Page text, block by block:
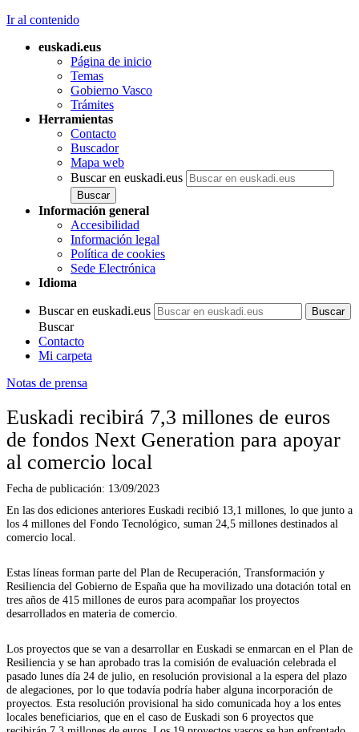
Ir al contenido
euskadi.eus
Página de inicio
Temas
Gobierno Vasco
Trámites
Herramientas
Contacto
Buscador
Mapa web
Buscar en euskadi.eus
Información general
Accesibilidad
Información legal
Política de cookies
Sede Electrónica
Idioma
Buscar en euskadi.eus
Buscar
Contacto
Mi carpeta
Notas de prensa
Euskadi recibirá 7,3 millones de euros
de fondos Next Generation para apoyar
al comercio local
Fecha de publicación: 13/09/2023
En las dos ediciones anteriores Euskadi recibió 13,1 millones, lo que junto a
los 4 millones del Fondo Tecnológico, suman 24,5 millones destinados al
comercio local.
Estas líneas forman parte del Plan de Recuperación, Transformación y
Resiliencia del Gobierno de España que ha movilizado una dotación total en
tres años de 415 millones de euros para acompañar los proyectos
desarrollados en materia de comercio.
Los proyectos que se van a desarrollar en Euskadi se enmarcan en el Plan de
Resiliencia y se han aprobado tras la comisión de evaluación celebrada el
pasado lunes día 24 de julio, en resolución provisional a la espera del plazo
de alegaciones, por lo que todavía podría haber alguna incorporación de
proyectos. Esta resolución provisional ha sido comunicada hoy a los entes
locales beneficiarios, que en el caso de Euskadi son 6 proyectos que